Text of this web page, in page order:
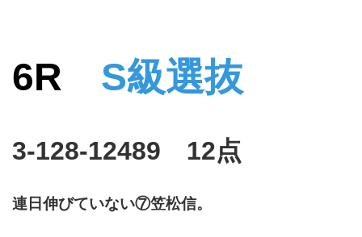
6R S級選抜
3-128-12489 12点
連日伸びていない⑦笠松信。